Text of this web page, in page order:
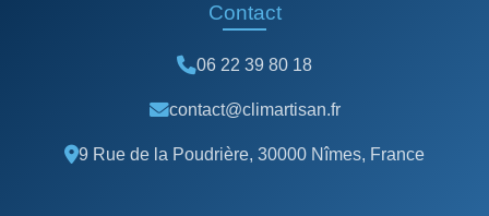
Contact
06 22 39 80 18
contact@climartisan.fr
9 Rue de la Poudrière, 30000 Nîmes, France